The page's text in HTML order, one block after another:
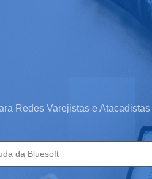
Redes Varejistas e Atacadistas